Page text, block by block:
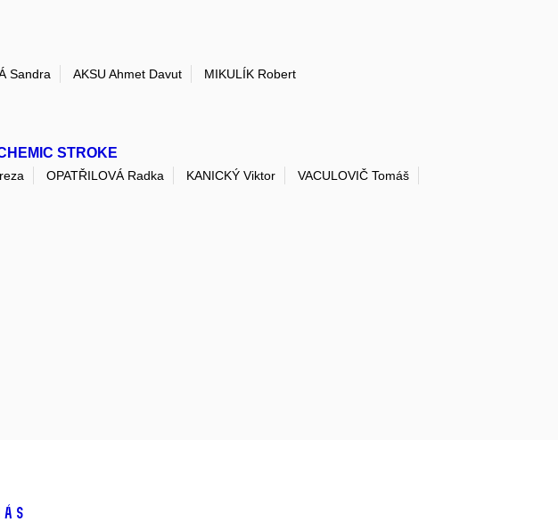
Sandra AKSU Ahmet Davut
MIKULÍK Robert
STROKE
OPATŘILOVÁ Radka KANICKÝ Viktor
VACULOVIČ Tomáš